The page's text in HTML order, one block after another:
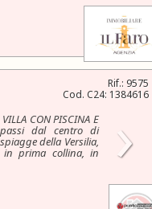
Rif.: 9575
Cod. C24: 1384616
CON PISCINA E
passi dal centro di
della Versilia,
in prima collina, in ›